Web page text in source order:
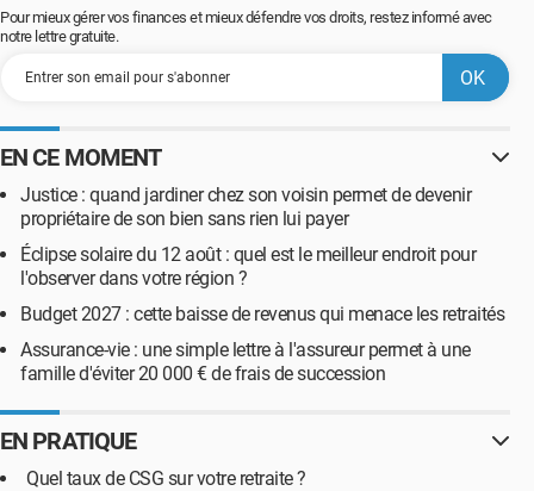
Pour mieux gérer vos finances et mieux défendre vos droits, restez informé avec
notre lettre gratuite.
EN CE MOMENT
Justice : quand jardiner chez son voisin permet de devenir
propriétaire de son bien sans rien lui payer
Éclipse solaire du 12 août : quel est le meilleur endroit pour
l'observer dans votre région ?
Budget 2027 : cette baisse de revenus qui menace les retraités
Assurance-vie : une simple lettre à l'assureur permet à une
famille d'éviter 20 000 € de frais de succession
EN PRATIQUE
Quel taux de CSG sur votre retraite ?